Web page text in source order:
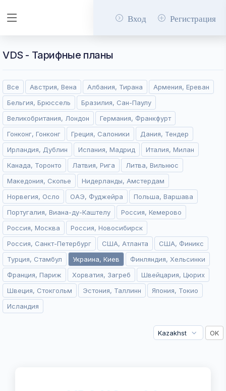
Вход Регистрация
VDS - Тарифные планы
Все Австрия, Вена Албания, Тирана
Армения, Ереван
Бельгия, Брюссель
Бразилия, Сан-Паулу
Великобритания, Лондон
Германия, Франкфурт
Гонконг, Гонконг
Греция, Салоники
Дания, Тендер
Ирландия, Дублин
Испания, Мадрид
Италия, Милан
Канада, Торонто
Латвия, Рига
Литва, Вильнюс
Македония, Скопье
Нидерланды, Амстердам
Норвегия, Осло
ОАЭ, Фуджейра
Польша, Варшава
Португалия, Виана-ду-Каштелу
Россия, Кемерово
Россия, Москва
Россия, Новосибирск
Россия, Санкт-Петербург
США, Атланта
США, Финикс
Турция, Стамбул
Украина, Киев
Финляндия, Хельсинки
Франция, Париж
Хорватия, Загреб
Швейцария, Цюрих
Швеция, Стокгольм
Эстония, Таллинн
Япония, Токио
Исландия